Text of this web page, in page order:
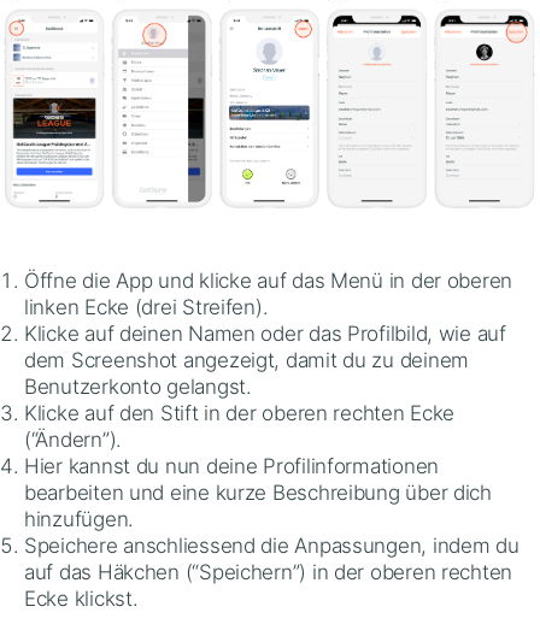
Öffne die App und klicke auf das Menü in der oberen
linken Ecke (drei Streifen).
Klicke auf deinen Namen oder das Profilbild, wie auf
dem Screenshot angezeigt, damit du zu deinem
Benutzerkonto gelangst.
Klicke auf den Stift in der oberen rechten Ecke
(“Ändern”).
Hier kannst du nun deine Profilinformationen
bearbeiten und eine kurze Beschreibung über dich
hinzufügen.
Speichere anschliessend die Anpassungen, indem du
auf das Häkchen (“Speichern”) in der oberen rechten
Ecke klickst.